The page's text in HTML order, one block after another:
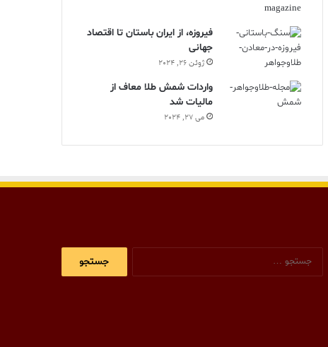
فیروزه، از ایران باستان تا اقتصاد
جهانی
ژوئن 26, 2024
واردات شمش طلا معاف از
مالیات شد
می 27, 2024